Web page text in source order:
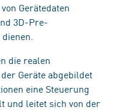
Gerätedaten
3D-Pre-
die realen
Geräte abgebildet
eine Steuerung
und leitet sich von der